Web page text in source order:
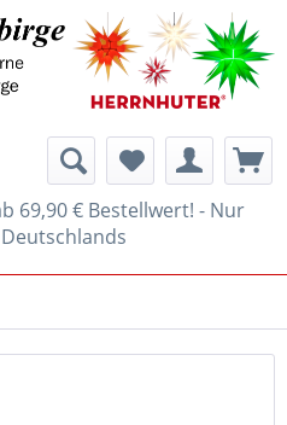
69,90 € Bestellwert! - Nur